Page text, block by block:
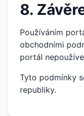
8.
Používáním
obchodními
portál
Tyto podmínky
republiky.